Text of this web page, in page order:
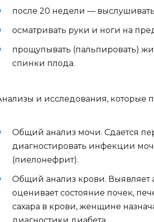
после 20 недели —
осматривать руки и ноги на
прощупывать (пальпировать)
спинки плода.
и исследования, которые
Общий анализ мочи. Сдается
диагностировать инфекции
(пиелонефрит).
Общий анализ крови. Выявляет
оценивает состояние почек,
сахара в крови, женщине